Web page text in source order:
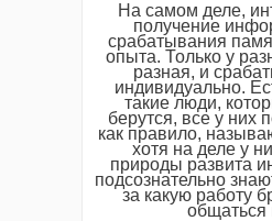
На самом деле,
получение
срабатывания
опыта. Только у
разная, и
индивидуально.
такие люди,
берутся, все у них
как правило,
хотя на деле у
природы развита
подсознательно
за какую работу
общаться